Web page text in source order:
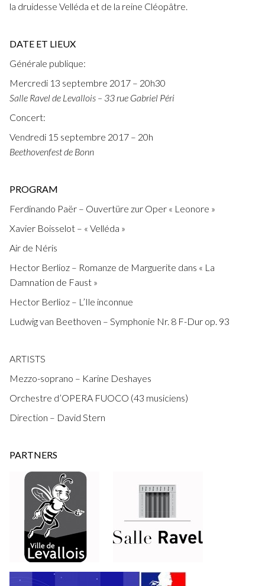
la druidesse Velléda et de la reine Cléopâtre.
DATE ET LIEUX
Générale publique:
Mercredi 13 septembre 2017 – 20h30
Salle Ravel de Levallois – 33 rue Gabriel Péri
Concert:
Vendredi 15 septembre 2017 – 20h
Beethovenfest de Bonn
PROGRAM
Ferdinando Paër – Ouvertüre zur Oper « Leonore »
Xavier Boisselot – « Velléda »
Air de Néris
Hector Berlioz – Romanze de Marguerite dans « La
Damnation de Faust »
Hector Berlioz – L’Ile inconnue
Ludwig van Beethoven – Symphonie Nr. 8 F-Dur op. 93
ARTISTS
Mezzo-soprano – Karine Deshayes
Orchestre d’OPERA FUOCO (43 musiciens)
Direction – David Stern
PARTNERS